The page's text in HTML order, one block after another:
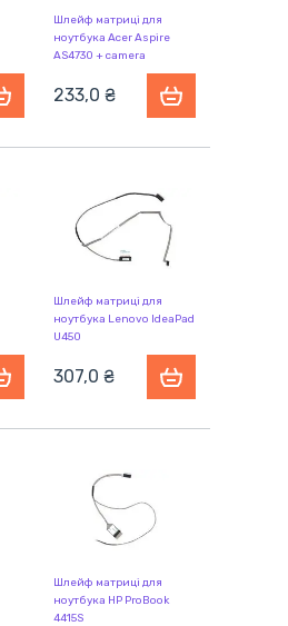
Шлейф матриці для
ноутбука Acer Aspire
AS4730 + camera
233,0 ₴
Шлейф матриці для
ноутбука Lenovo IdeaPad
U450
307,0 ₴
Шлейф матриці для
ноутбука HP ProBook
4415S